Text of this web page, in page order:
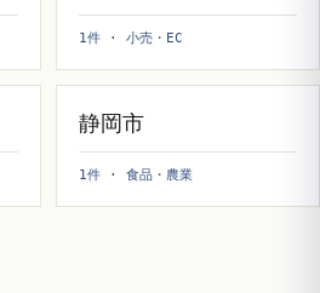
1件 · 小売・EC
静岡市
1件 · 食品・農業